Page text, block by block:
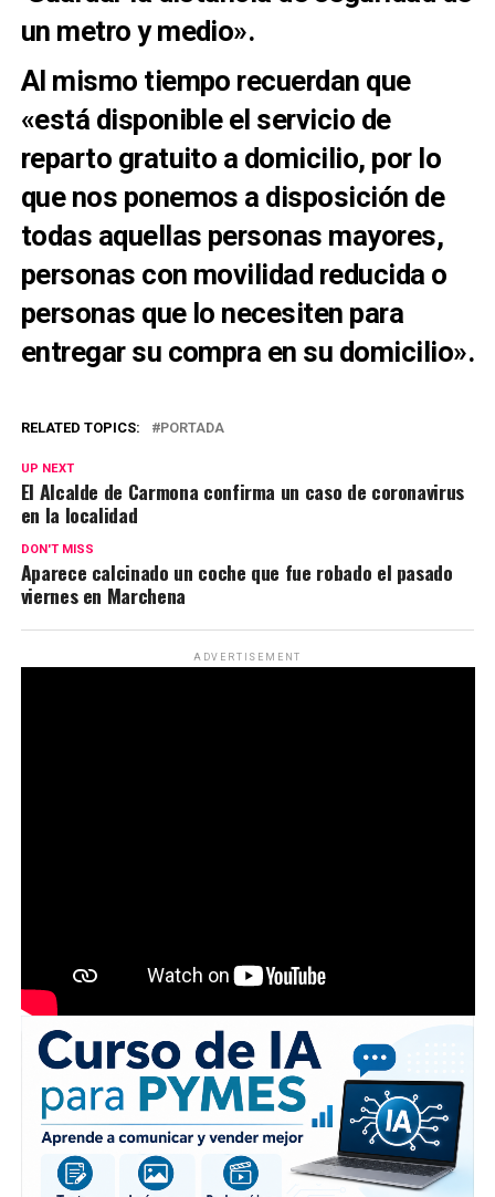
un metro y medio».
Al mismo tiempo recuerdan que
«está disponible el servicio de
reparto gratuito a domicilio, por lo
que nos ponemos a disposición de
todas aquellas personas mayores,
personas con movilidad reducida o
personas que lo necesiten para
entregar su compra en su domicilio».
RELATED TOPICS: PORTADA
UP NEXT
El Alcalde de Carmona confirma un caso de coronavirus
en la localidad
DON'T MISS
Aparece calcinado un coche que fue robado el pasado
viernes en Marchena
ADVERTISEMENT